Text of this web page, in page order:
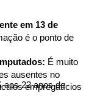
em 13 de
é o ponto de
É muito
ausentes no
empregatícios
aos 22 anos de